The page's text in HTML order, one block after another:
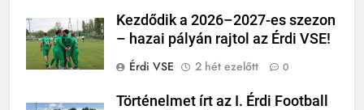
Kezdődik a 2026–2027-es szezon
– hazai pályán rajtol az Érdi VSE!
Érdi VSE
2 hét ezelőtt 0
Történelmet írt az I. Érdi Football